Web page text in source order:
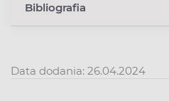
Bibliografia
Data dodania: 26.04.2024